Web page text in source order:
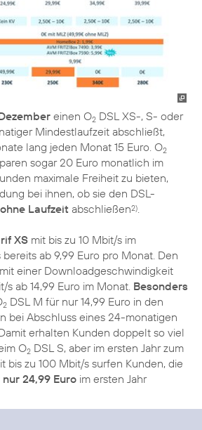
einen O2 DSL XS-, S- oder
Mindestlaufzeit abschließt,
lang jeden Monat 15 Euro. O2
sogar 20 Euro monatlich im
maximale Freiheit zu bieten,
bei ihnen, ob sie den DSL-
Laufzeit abschließen2).
XS mit bis zu 10 Mbit/s im
ab 9,99 Euro pro Monat. Den
einer Downloadgeschwindigkeit
s ab 14,99 Euro im Monat. Besonders
2 DSL M für nur 14,99 Euro in den
bei Abschluss eines 24-monatigen
erhalten Kunden doppelt so viel
O2 DSL S, aber im ersten Jahr zum
bis zu 100 Mbit/s surfen Kunden, die
nur 24,99 Euro im ersten Jahr